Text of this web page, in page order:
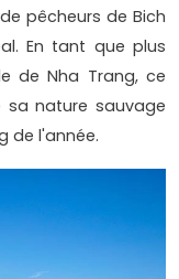
pêcheurs de Bich
En tant que plus
de Nha Trang, ce
sa nature sauvage
de l'année.